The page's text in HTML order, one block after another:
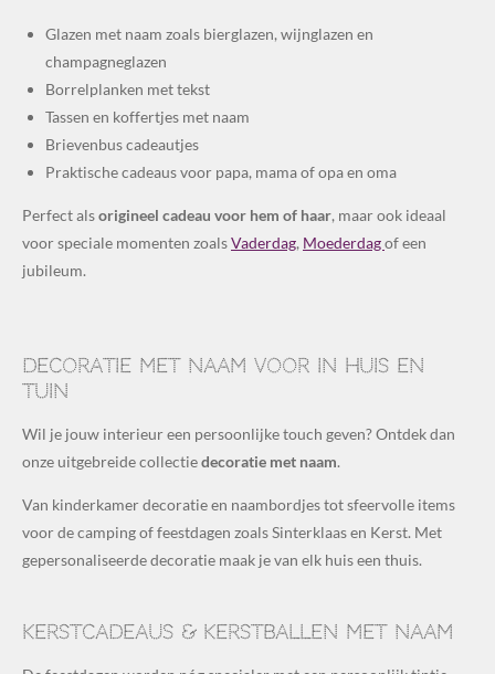
Glazen met naam zoals bierglazen, wijnglazen en
champagneglazen
Borrelplanken met tekst
Tassen en koffertjes met naam
Brievenbus cadeautjes
Praktische cadeaus voor papa, mama of opa en oma
Perfect alsorigineel cadeau voor hem of haar, maar ook ideaal
voor speciale momenten zoalsVaderdag, Moederdagof een
jubileum.
Decoratie met naam voor in huis en
tuin
Wil je jouw interieur een persoonlijke touch geven? Ontdek dan
onze uitgebreide collectiedecoratie met naam.
Van kinderkamer decoratie en naambordjes tot sfeervolle items
voor de camping of feestdagen zoals Sinterklaas en Kerst. Met
gepersonaliseerde decoratie maak je van elk huis een thuis.
Kerstcadeaus & kerstballen met naam